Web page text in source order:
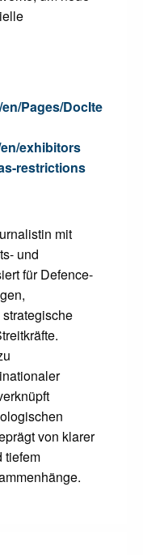
Pages/DocIte
exhibitors
restrictions
mit
und
für Defence-
von klarer
tiefem